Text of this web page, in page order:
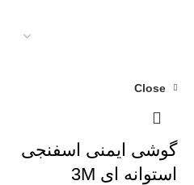
Close
گوشی ایمنی اسفنجی
استوانه ای 3M